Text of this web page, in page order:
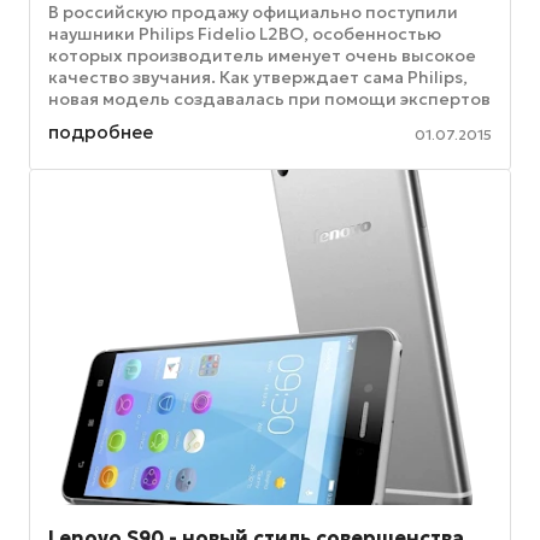
В российскую продажу официально поступили
наушники Philips Fidelio L2BO, особенностью
которых производитель именует очень высокое
качество звучания. Как утверждает сама Philips,
новая модель создавалась при помощи экспертов
в области звучания, ...
подробнее 01.07.2015